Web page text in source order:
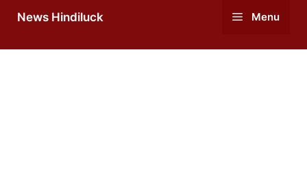
News Hindiluck Menu